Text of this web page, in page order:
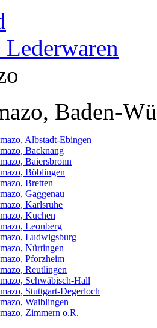
Lederwaren
Baden-
Albstadt-Ebingen
Backnang
Baiersbronn
Böblingen
Bretten
Gaggenau
Karlsruhe
Kuchen
Leonberg
Ludwigsburg
Nürtingen
Pforzheim
Reutlingen
Schwäbisch-Hall
Stuttgart-Degerloch
Waiblingen
Zimmern o.R.